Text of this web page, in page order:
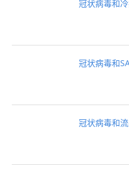
冠状病毒和
冠状病毒和
冠状病毒和